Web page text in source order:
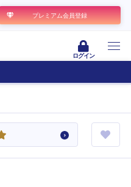
プレミアム会員登録
ログイン